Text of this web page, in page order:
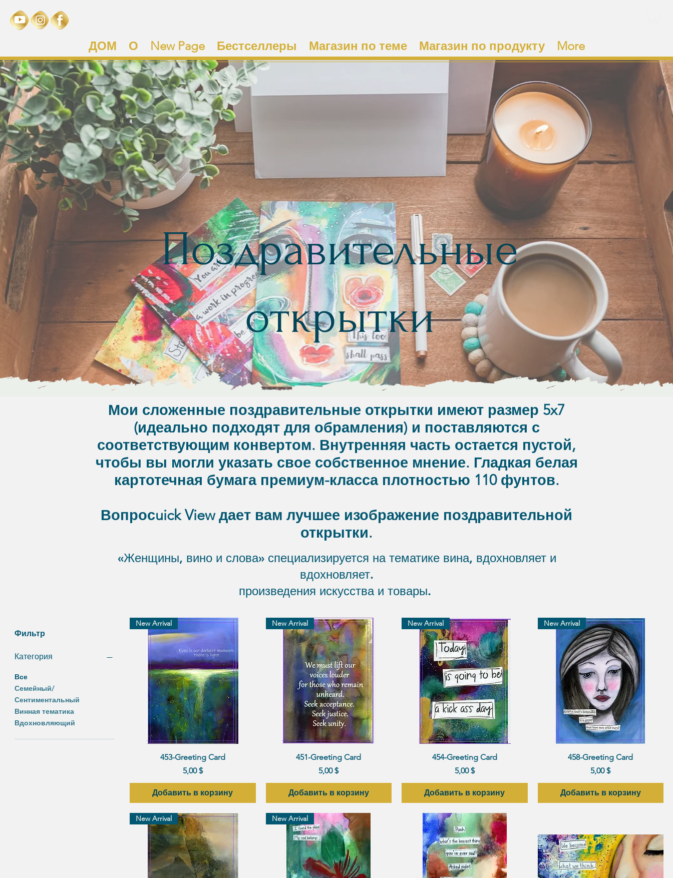
ДОМ О New Page Бестселлеры Магазин по теме Магазин по продукту More
Поздравительные
открытки
Мои сложенные поздравительные открытки имеют размер 5x7
(идеально подходят для обрамления) и поставляются с
соответствующим конвертом. Внутренняя часть остается пустой,
чтобы вы могли указать свое собственное мнение. Гладкая белая
картотечная бумага премиум-класса плотностью 110 фунтов.
Вопросuick View дает вам лучшее изображение поздравительной
открытки.
«Женщины, вино и слова» специализируется на тематике вина, вдохновляет и
вдохновляет.
произведения искусства и товары.
Фильтр
Категория
Все
Семейный/
Сентиментальный
Винная тематика
Вдохновляющий
Быстрый просмотр
New Arrival
453-Greeting Card
Цена
5,00 $
Добавить в корзину
Быстрый просмотр
New Arrival
451-Greeting Card
Цена
5,00 $
Добавить в корзину
Быстрый просмотр
New Arrival
454-Greeting Card
Цена
5,00 $
Добавить в корзину
Быстрый просмотр
New Arrival
458-Greeting Card
Цена
5,00 $
Добавить в корзину
New Arrival New Arrival